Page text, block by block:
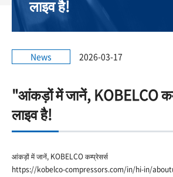
लाइव है!
News 2026-03-17
"आंकड़ों में जानें, KOBELCO
लाइव है!
आंकड़ों में जानें, KOBELCO कम्प्रेसर्स
https://kobelco-compressors.com/in/hi-in/